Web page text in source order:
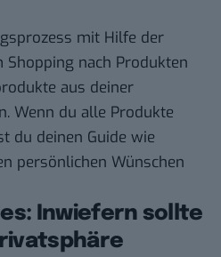
mit Hilfe der
nach Produkten
aus deiner
Wenn du alle Produkte
du deinen Guide wie
persönlichen Wünschen
Inwiefern sollte